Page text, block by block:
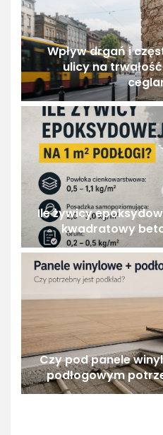
Wpływ drgań i
ulicy na
Ile żywicy
kwadratowy
Czy pod panele
podłogowym